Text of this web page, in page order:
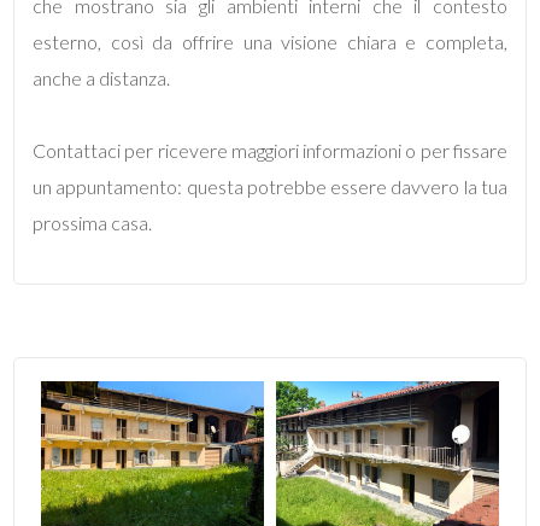
che mostrano sia gli ambienti interni che il contesto
esterno, così da offrire una visione chiara e completa,
anche a distanza.
Contattaci per ricevere maggiori informazioni o per fissare
un appuntamento: questa potrebbe essere davvero la tua
prossima casa.
2
Altre
opzioni
-
multiscelta